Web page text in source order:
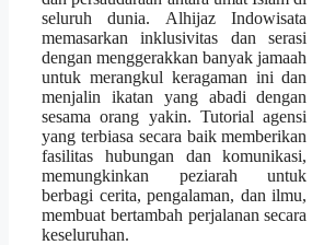
seluruh dunia. Alhijaz Indowisata
memasarkan inklusivitas dan serasi
dengan menggerakkan banyak jamaah
untuk merangkul keragaman ini dan
menjalin ikatan yang abadi dengan
sesama orang yakin. Tutorial agensi
yang terbiasa secara baik memberikan
fasilitas hubungan dan komunikasi,
memungkinkan peziarah untuk
berbagi cerita, pengalaman, dan ilmu,
membuat bertambah perjalanan secara
keseluruhan.